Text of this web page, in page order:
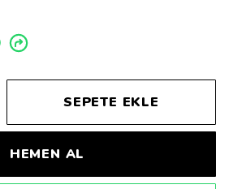
SEPETE EKLE
HEMEN AL